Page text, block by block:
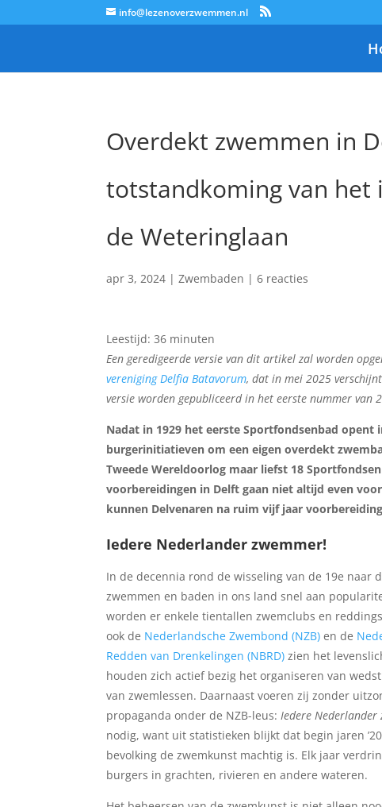
info@lezenoverzwemmen.nl
Overdekt zwemmen in
totstandkoming van het
de Weteringlaan
apr 3, 2024 |Zwembaden |6 reacties
Leestijd: 36 minuten
Een geredigeerde versie van dit artikel zal worden
vereniging Delfia Batavorum, dat in mei 2025
versie worden gepubliceerd in het eerste nummer van
Nadat in 1929 het eerste Sportfondsenbad
burgerinitiatieven om een eigen overdekt
Tweede Wereldoorlog maar liefst 18
voorbereidingen in Delft gaan niet altijd even
kunnen Delvenaren na ruim vijf jaar
Iedere Nederlander zwemmer!
In de decennia rond de wisseling van de 19e naar
zwemmen en baden in ons land snel aan
worden er enkele tientallen zwemclubs en
ook de Nederlandsche Zwembond (NZB) en de
Redden van Drenkelingen (NBRD) zien het
houden zich actief bezig het organiseren van
van zwemlessen. Daarnaast voeren zij zonder
propaganda onder de NZB-leus:Iedere Nederlander
nodig, want uit statistieken blijkt dat begin jaren
bevolking de zwemkunst machtig is. Elk jaar
burgers in grachten, rivieren en andere wateren.